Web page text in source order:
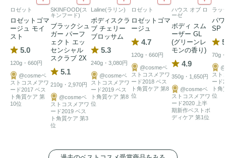
ロゼット
ロゼットゴマ
ージュ モイ
スト
5.0
120g・660円
@cosmeベ
ストコスメアワ
ード2017 ベス
ト角質ケア 第
10位
SKINFOOD(ス
キンフード)
ブラックシュ
ガー パーフ
ェクト エッ
センシャル
スクラブ 2X
5.1
210g・2,970円
@cosmeベ
ストコスメアワ
ード2019 ベス
ト角質ケア 第3
位
Laline(ラリン)
ボディスクラ
ブ チェリー
ブロッサム
5.3
240g・3,080円
@cosmeベ
ストコスメアワ
ード2019 ベス
ト角質ケア 第8
位
ロゼット
ロゼットゴマ
ージュ
4.7
120g・660円
@cosmeベ
ストコスメアワ
ード2018 ベス
ト角質ケア 第8
位
ハウス オブ ロ
ーゼ
ボディ スム
ーザー GL
(グリーンレ
モンの香り)
4.9
350g・1,650円
@cosmeベ
ストコスメアワ
ード2020 上半
期新作ベストボ
ディケア 第1位
ラッ
パ
SP
70g
スト
ード
ト角
位